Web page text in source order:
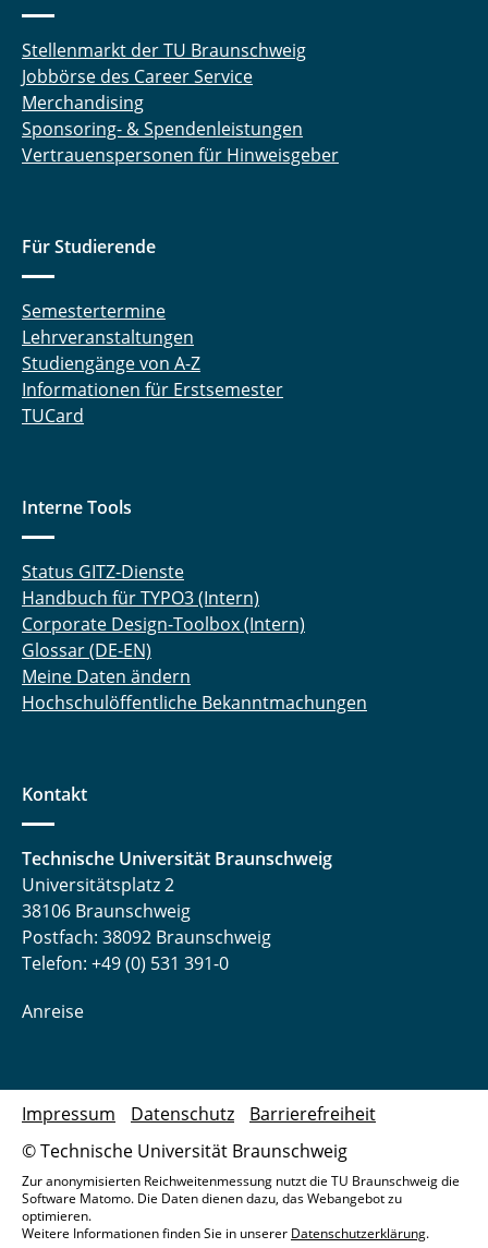
Stellenmarkt der TU Braunschweig
Jobbörse des Career Service
Merchandising
Sponsoring- & Spendenleistungen
Vertrauenspersonen für Hinweisgeber
Für Studierende
Semestertermine
Lehrveranstaltungen
Studiengänge von A-Z
Informationen für Erstsemester
TUCard
Interne Tools
Status GITZ-Dienste
Handbuch für TYPO3 (Intern)
Corporate Design-Toolbox (Intern)
Glossar (DE-EN)
Meine Daten ändern
Hochschulöffentliche Bekanntmachungen
Kontakt
Technische Universität Braunschweig
Universitätsplatz 2
38106 Braunschweig
Postfach: 38092 Braunschweig
Telefon: +49 (0) 531 391-0
Anreise
© Technische Universität Braunschweig
Impressum Datenschutz Barrierefreiheit
Zur anonymisierten Reichweitenmessung nutzt die TU Braunschweig die
Software Matomo. Die Daten dienen dazu, das Webangebot zu
optimieren.
Weitere Informationen finden Sie in unserer Datenschutzerklärung.